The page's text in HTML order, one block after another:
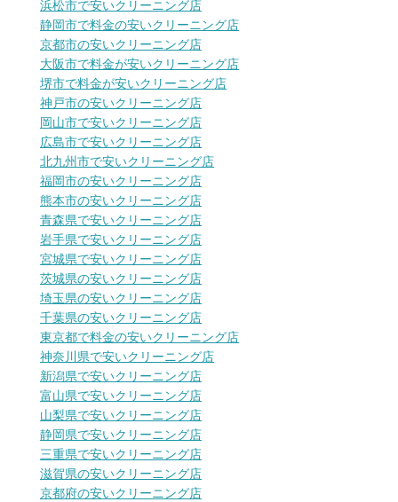
浜松市で安いクリーニング店
静岡市で料金の安いクリーニング店
京都市の安いクリーニング店
大阪市で料金が安いクリーニング店
堺市で料金が安いクリーニング店
神戸市の安いクリーニング店
岡山市で安いクリーニング店
広島市で安いクリーニング店
北九州市で安いクリーニング店
福岡市の安いクリーニング店
熊本市の安いクリーニング店
青森県で安いクリーニング店
岩手県で安いクリーニング店
宮城県で安いクリーニング店
茨城県の安いクリーニング店
埼玉県の安いクリーニング店
千葉県の安いクリーニング店
東京都で料金の安いクリーニング店
神奈川県で安いクリーニング店
新潟県で安いクリーニング店
富山県で安いクリーニング店
山梨県で安いクリーニング店
静岡県で安いクリーニング店
三重県で安いクリーニング店
滋賀県の安いクリーニング店
京都府の安いクリーニング店